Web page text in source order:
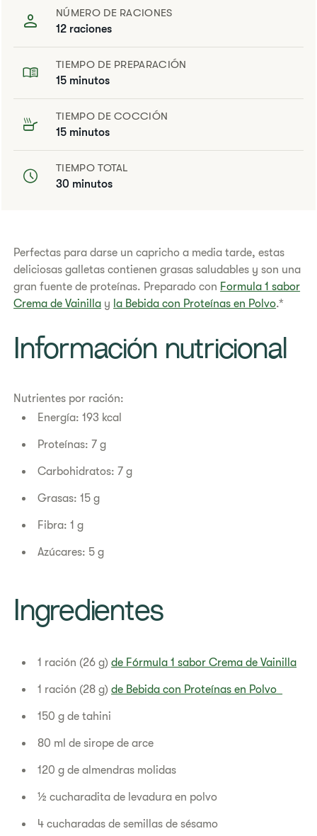
NÚMERO DE RACIONES
12 raciones
TIEMPO DE PREPARACIÓN
15 minutos
TIEMPO DE COCCIÓN
15 minutos
TIEMPO TOTAL
30 minutos
​Perfectas para darse un capricho a media tarde, estas
deliciosas galletas contienen grasas saludables y son una
gran fuente de proteínas. Preparado con Formula 1 sabor
Crema de Vainilla y la Bebida con Proteínas en Polvo.*
​Información nutricional
Nutrientes por ración:
Energía: 193 kcal
Proteínas: 7 g
Carbohidratos: 7 g
Grasas: 15 g
Fibra: 1 g
Azúcares: 5 g
Ingredientes
1 ración (26 g)de Fórmula 1 sabor Crema de Vainilla
1 ración (28 g)de Bebida con Proteínas en Polvo
150 g de tahini
80 ml de sirope de arce
120 g de almendras molidas
½ cucharadita de levadura en polvo
4 cucharadas de semillas de sésamo